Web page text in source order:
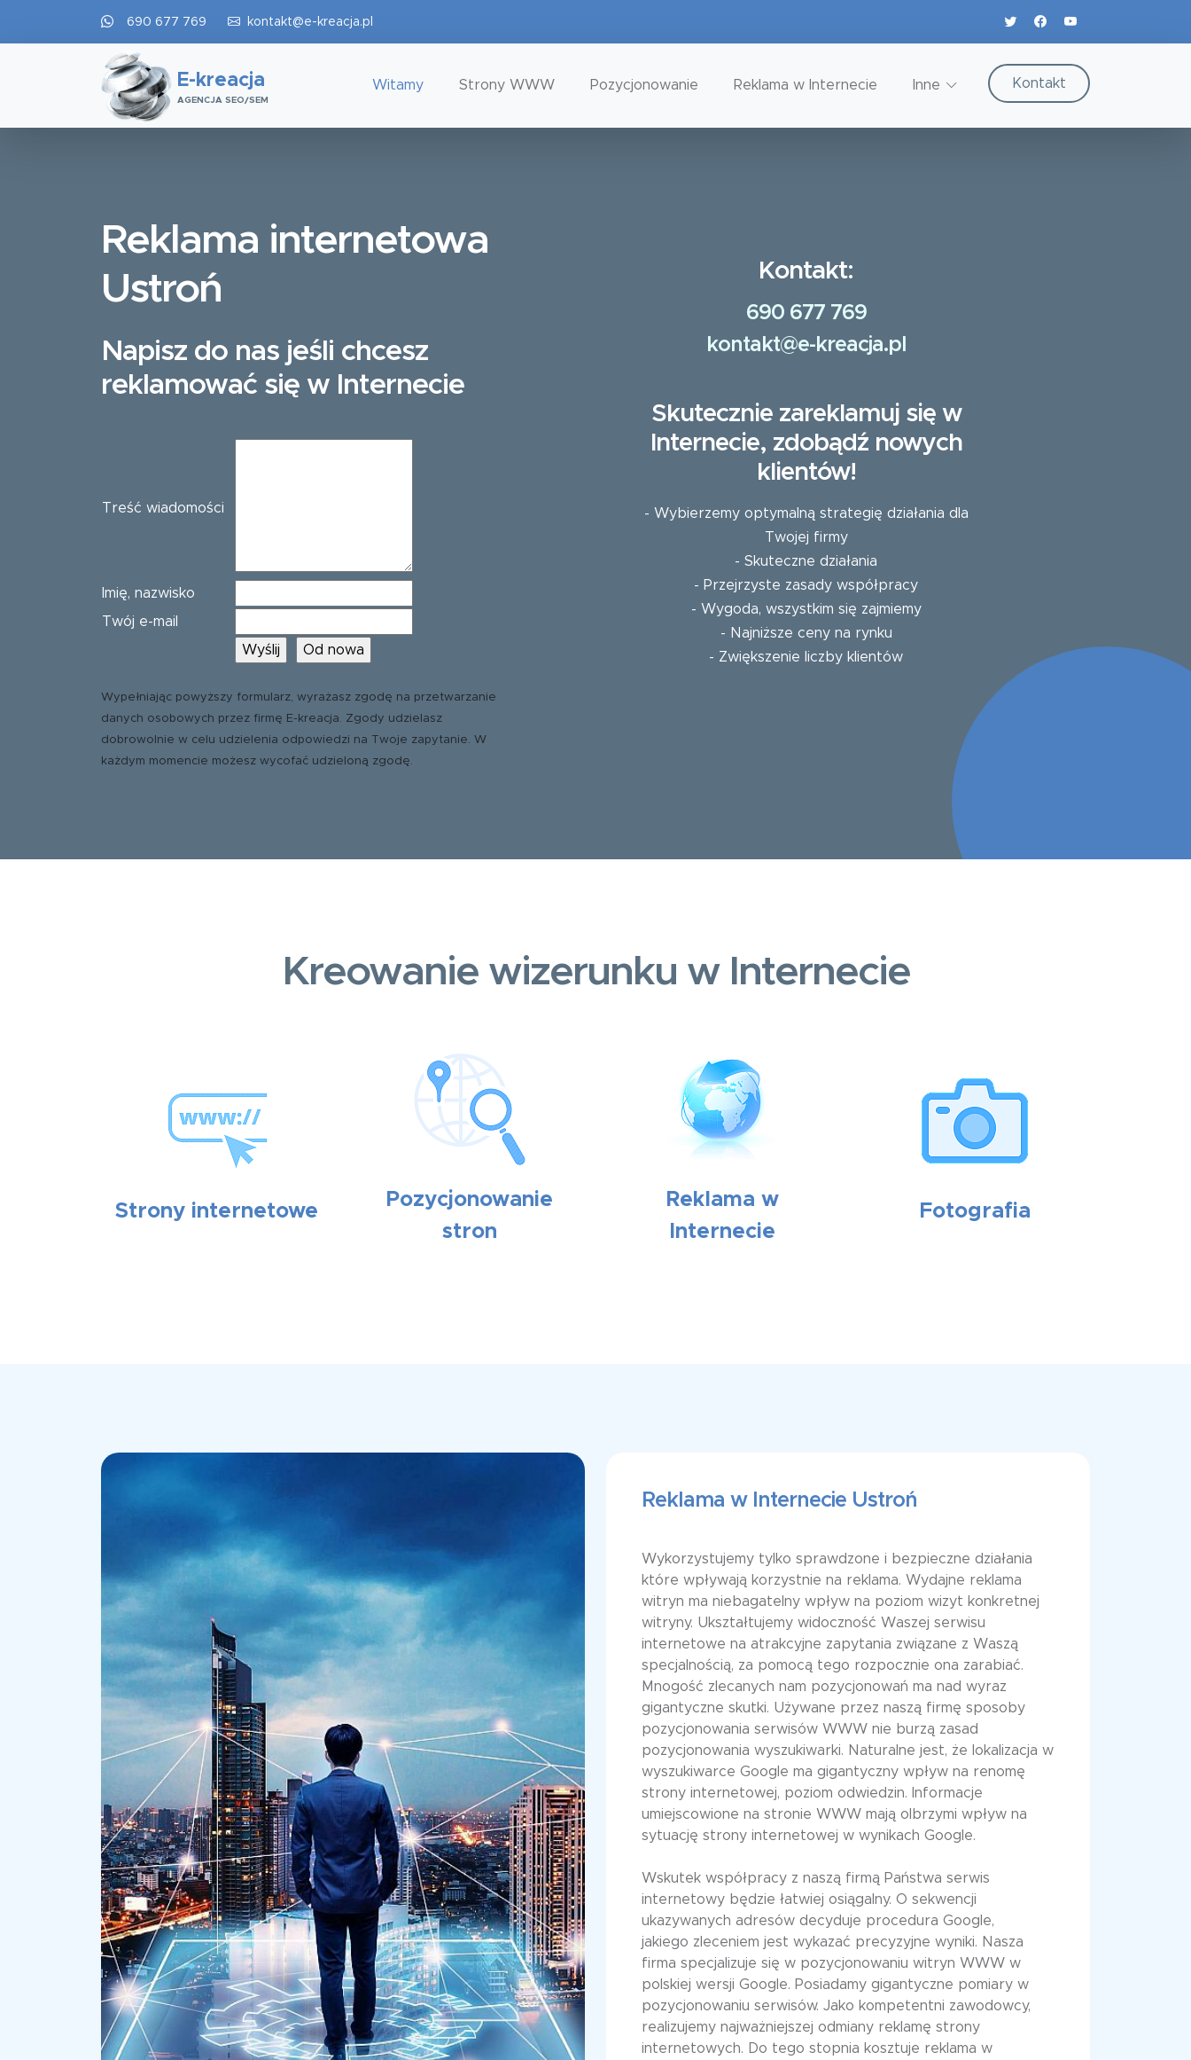
690 677 769 kontakt@e-kreacja.pl
E-kreacja
AGENCJA SEO/SEM
Witamy Strony WWW Pozycjonowanie Reklama w Internecie Inne Kontakt
Reklama internetowa
Ustroń
Napisz do nas jeśli chcesz
reklamować się w Internecie
Treść wiadomości
Imię, nazwisko
Twój e-mail
Wypełniając powyższy formularz, wyrażasz zgodę na przetwarzanie
danych osobowych przez firmę E-kreacja. Zgody udzielasz
dobrowolnie w celu udzielenia odpowiedzi na Twoje zapytanie. W
każdym momencie możesz wycofać udzieloną zgodę.
Kontakt:
690 677 769
kontakt@e-kreacja.pl
Skutecznie zareklamuj się w
Internecie, zdobądź nowych
klientów!
- Wybierzemy optymalną strategię działania dla
Twojej firmy
- Skuteczne działania
- Przejrzyste zasady współpracy
- Wygoda, wszystkim się zajmiemy
- Najniższe ceny na rynku
- Zwiększenie liczby klientów
Kreowanie wizerunku w Internecie
Strony internetowe
Pozycjonowanie
stron
Reklama w
Internecie
Fotografia
Reklama w Internecie Ustroń
Wykorzystujemy tylko sprawdzone i bezpieczne działania
które wpływają korzystnie na reklama. Wydajne reklama
witryn ma niebagatelny wpływ na poziom wizyt konkretnej
witryny. Ukształtujemy widoczność Waszej serwisu
internetowe na atrakcyjne zapytania związane z Waszą
specjalnością, za pomocą tego rozpocznie ona zarabiać.
Mnogość zlecanych nam pozycjonowań ma nad wyraz
gigantyczne skutki. Używane przez naszą firmę sposoby
pozycjonowania serwisów WWW nie burzą zasad
pozycjonowania wyszukiwarki. Naturalne jest, że lokalizacja w
wyszukiwarce Google ma gigantyczny wpływ na renomę
strony internetowej, poziom odwiedzin. Informacje
umiejscowione na stronie WWW mają olbrzymi wpływ na
sytuację strony internetowej w wynikach Google.
Wskutek współpracy z naszą firmą Państwa serwis
internetowy będzie łatwiej osiągalny. O sekwencji
ukazywanych adresów decyduje procedura Google,
jakiego zleceniem jest wykazać precyzyjne wyniki. Nasza
firma specjalizuje się w pozycjonowaniu witryn WWW w
polskiej wersji Google. Posiadamy gigantyczne pomiary w
pozycjonowaniu serwisów. Jako kompetentni zawodowcy,
realizujemy najważniejszej odmiany reklamę strony
internetowych. Do tego stopnia kosztuje reklama w